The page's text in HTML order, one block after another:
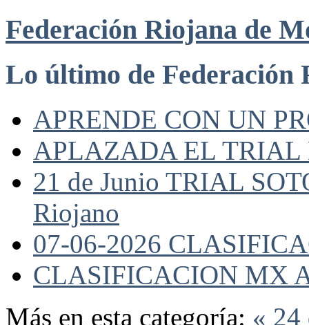
Federación Riojana de
Lo último de Federación
APRENDE CON UN
APLAZADA EL TRIAL
21 de Junio TRIAL
Riojano
07-06-2026
CLASIFICACION MX
Más en esta categoría: « 24